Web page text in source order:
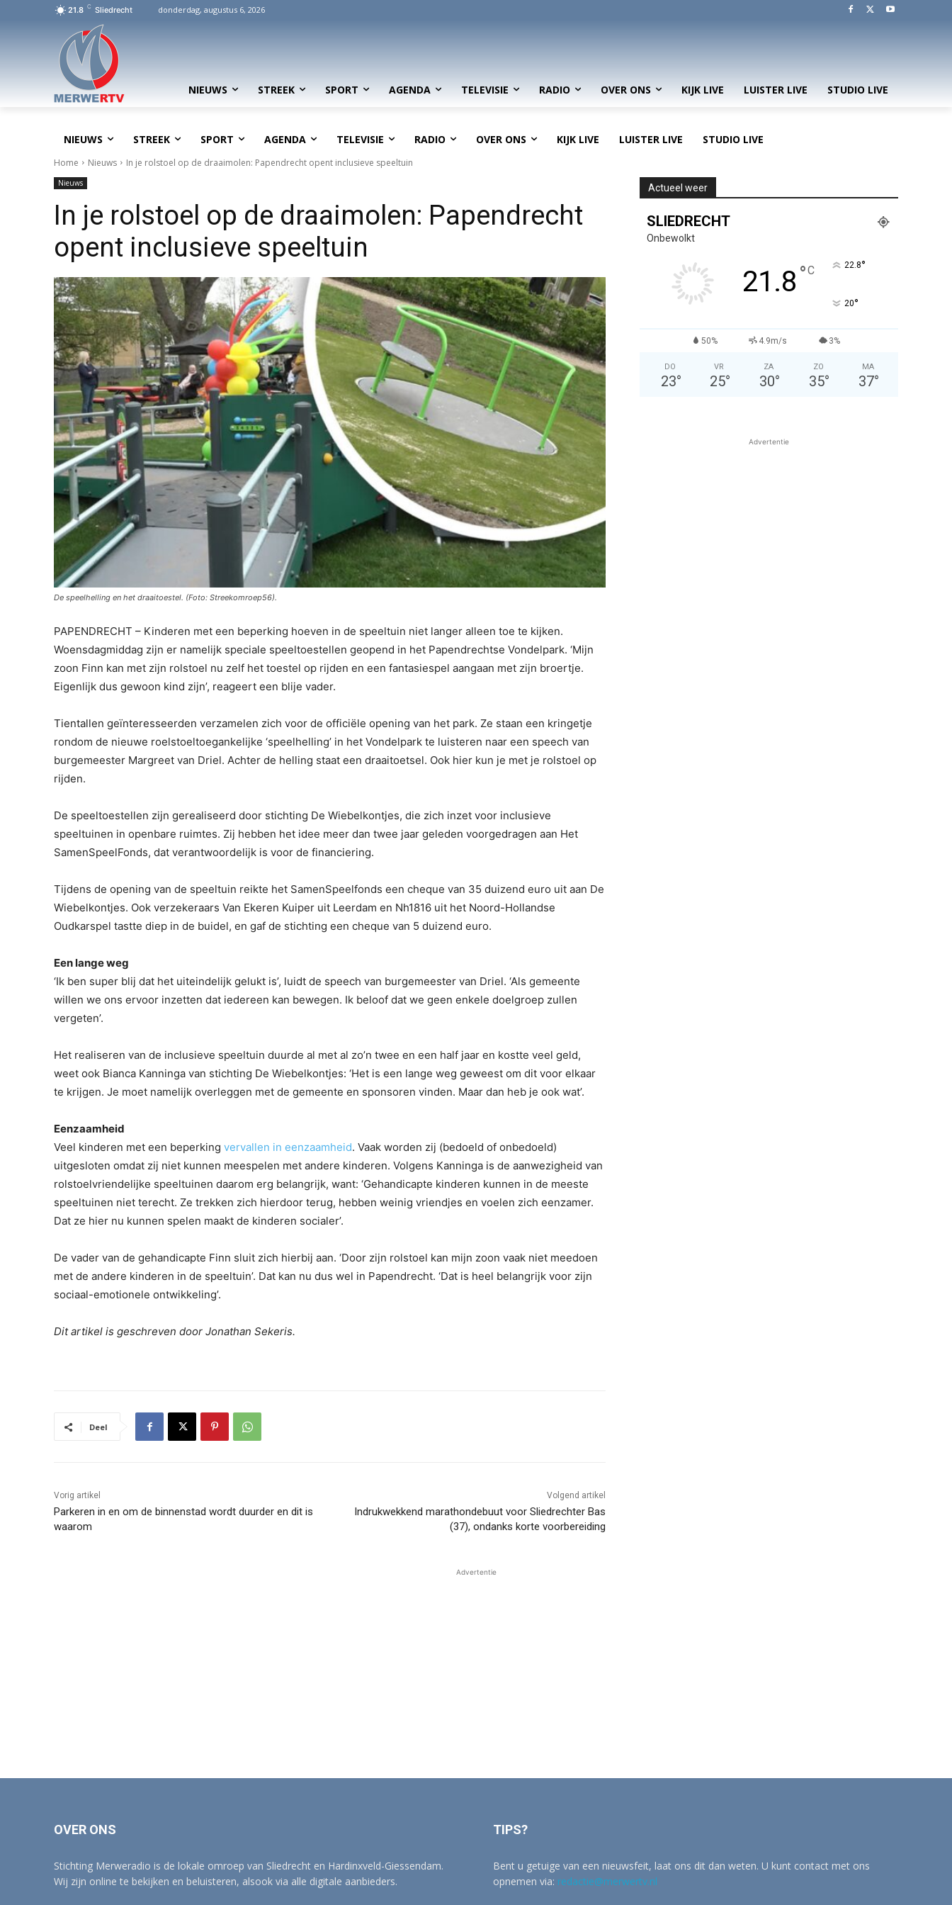
21.8 C Sliedrecht donderdag, augustus 6, 2026
NIEUWS STREEK SPORT AGENDA TELEVISIE RADIO OVER ONS KIJK LIVE LUISTER LIVE STUDIO LIVE
NIEUWS STREEK SPORT AGENDA TELEVISIE RADIO OVER ONS KIJK LIVE LUISTER LIVE STUDIO LIVE
Home Nieuws In je rolstoel op de draaimolen: Papendrecht opent inclusieve speeltuin
Nieuws
In je rolstoel op de draaimolen: Papendrecht
opent inclusieve speeltuin
De speelhelling en het draaitoestel. (Foto: Streekomroep56).
PAPENDRECHT – Kinderen met een beperking hoeven in de speeltuin niet langer alleen toe te kijken.
Woensdagmiddag zijn er namelijk speciale speeltoestellen geopend in het Papendrechtse Vondelpark. ‘Mijn
zoon Finn kan met zijn rolstoel nu zelf het toestel op rijden en een fantasiespel aangaan met zijn broertje.
Eigenlijk dus gewoon kind zijn’, reageert een blije vader.
Tientallen geïnteresseerden verzamelen zich voor de officiële opening van het park. Ze staan een kringetje
rondom de nieuwe roelstoeltoegankelijke ‘speelhelling’ in het Vondelpark te luisteren naar een speech van
burgemeester Margreet van Driel. Achter de helling staat een draaitoetsel. Ook hier kun je met je rolstoel op
rijden.
De speeltoestellen zijn gerealiseerd door stichting De Wiebelkontjes, die zich inzet voor inclusieve
speeltuinen in openbare ruimtes. Zij hebben het idee meer dan twee jaar geleden voorgedragen aan Het
SamenSpeelFonds, dat verantwoordelijk is voor de financiering.
Tijdens de opening van de speeltuin reikte het SamenSpeelfonds een cheque van 35 duizend euro uit aan De
Wiebelkontjes. Ook verzekeraars Van Ekeren Kuiper uit Leerdam en Nh1816 uit het Noord-Hollandse
Oudkarspel tastte diep in de buidel, en gaf de stichting een cheque van 5 duizend euro.
Een lange weg
‘Ik ben super blij dat het uiteindelijk gelukt is’, luidt de speech van burgemeester van Driel. ‘Als gemeente
willen we ons ervoor inzetten dat iedereen kan bewegen. Ik beloof dat we geen enkele doelgroep zullen
vergeten’.
Het realiseren van de inclusieve speeltuin duurde al met al zo’n twee en een half jaar en kostte veel geld,
weet ook Bianca Kanninga van stichting De Wiebelkontjes: ‘Het is een lange weg geweest om dit voor elkaar
te krijgen. Je moet namelijk overleggen met de gemeente en sponsoren vinden. Maar dan heb je ook wat’.
Eenzaamheid
Veel kinderen met een beperking vervallen in eenzaamheid. Vaak worden zij (bedoeld of onbedoeld)
uitgesloten omdat zij niet kunnen meespelen met andere kinderen. Volgens Kanninga is de aanwezigheid van
rolstoelvriendelijke speeltuinen daarom erg belangrijk, want: ‘Gehandicapte kinderen kunnen in de meeste
speeltuinen niet terecht. Ze trekken zich hierdoor terug, hebben weinig vriendjes en voelen zich eenzamer.
Dat ze hier nu kunnen spelen maakt de kinderen socialer’.
De vader van de gehandicapte Finn sluit zich hierbij aan. ‘Door zijn rolstoel kan mijn zoon vaak niet meedoen
met de andere kinderen in de speeltuin’. Dat kan nu dus wel in Papendrecht. ‘Dat is heel belangrijk voor zijn
sociaal-emotionele ontwikkeling’.
Dit artikel is geschreven door Jonathan Sekeris.
Deel
Vorig artikel
Parkeren in en om de binnenstad wordt duurder en dit is
waarom
Volgend artikel
Indrukwekkend marathondebuut voor Sliedrechter Bas
(37), ondanks korte voorbereiding
Actueel weer
SLIEDRECHT
Onbewolkt
21.8 °C 22.8°
20°
50% 4.9m/s 3%
DO
23°
VR
25°
ZA
30°
ZO
35°
MA
37°
Advertentie
Advertentie
OVER ONS
Stichting Merweradio is de lokale omroep van Sliedrecht en Hardinxveld-Giessendam.
Wij zijn online te bekijken en beluisteren, alsook via alle digitale aanbieders.
TIPS?
Bent u getuige van een nieuwsfeit, laat ons dit dan weten. U kunt contact met ons
opnemen via: redactie@merwertv.nl